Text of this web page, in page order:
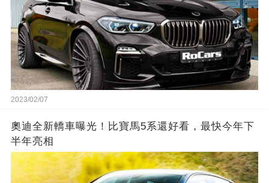
2023/02/07
奧迪全新轎車曝光！比寶馬5系還好看，最快今年下
半年亮相